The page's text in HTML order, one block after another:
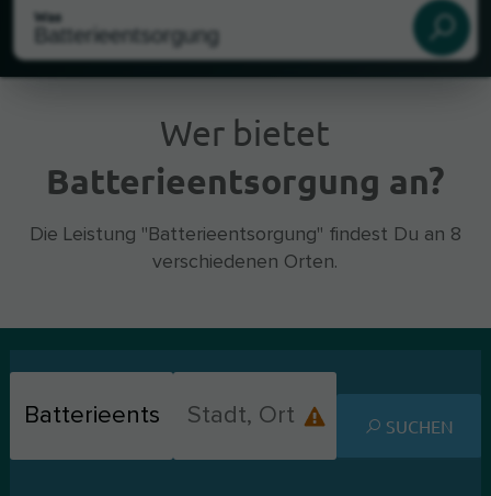
Was
Aktueller Standort
Wer bietet
Batterieentsorgung an?
Die Leistung "Batterieentsorgung" findest Du an 8
verschiedenen Orten.
SUCHEN